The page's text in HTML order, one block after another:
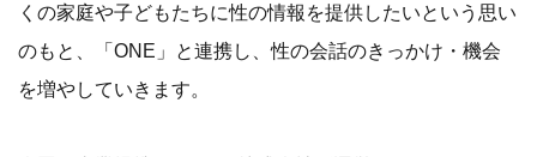
くの家庭や子どもたちに性の情報を提供したいという思い
のもと、「ONE」と連携し、性の会話のきっかけ・機会
を増やしていきます。